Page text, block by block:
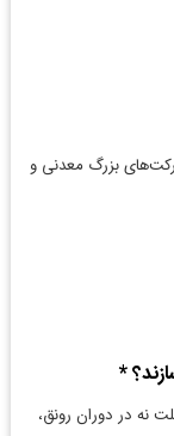
بزرگ معدنی و
*
نه در دوران رونق،